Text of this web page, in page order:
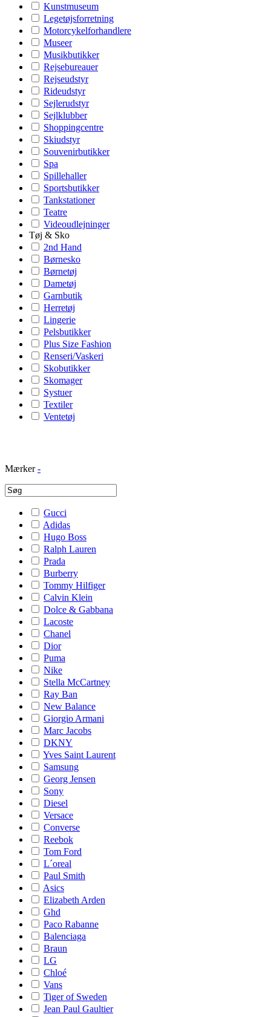
Kunstmuseum
Legetøjsforretning
Motorcykelforhandlere
Museer
Musikbutikker
Rejsebureauer
Rejseudstyr
Rideudstyr
Sejlerudstyr
Sejlklubber
Shoppingcentre
Skiudstyr
Souvenirbutikker
Spa
Spillehaller
Sportsbutikker
Tankstationer
Teatre
Videoudlejninger
Tøj & Sko
2nd Hand
Børnesko
Børnetøj
Dametøj
Garnbutik
Herretøj
Lingerie
Pelsbutikker
Plus Size Fashion
Renseri/Vaskeri
Skobutikker
Skomager
Systuer
Textiler
Ventetøj
Mærker -
Gucci
Adidas
Hugo Boss
Ralph Lauren
Prada
Burberry
Tommy Hilfiger
Calvin Klein
Dolce & Gabbana
Lacoste
Chanel
Dior
Puma
Nike
Stella McCartney
Ray Ban
New Balance
Giorgio Armani
Marc Jacobs
DKNY
Yves Saint Laurent
Samsung
Georg Jensen
Sony
Diesel
Versace
Converse
Reebok
Tom Ford
L´oreal
Paul Smith
Asics
Elizabeth Arden
Ghd
Paco Rabanne
Balenciaga
Braun
LG
Chloé
Vans
Tiger of Sweden
Jean Paul Gaultier